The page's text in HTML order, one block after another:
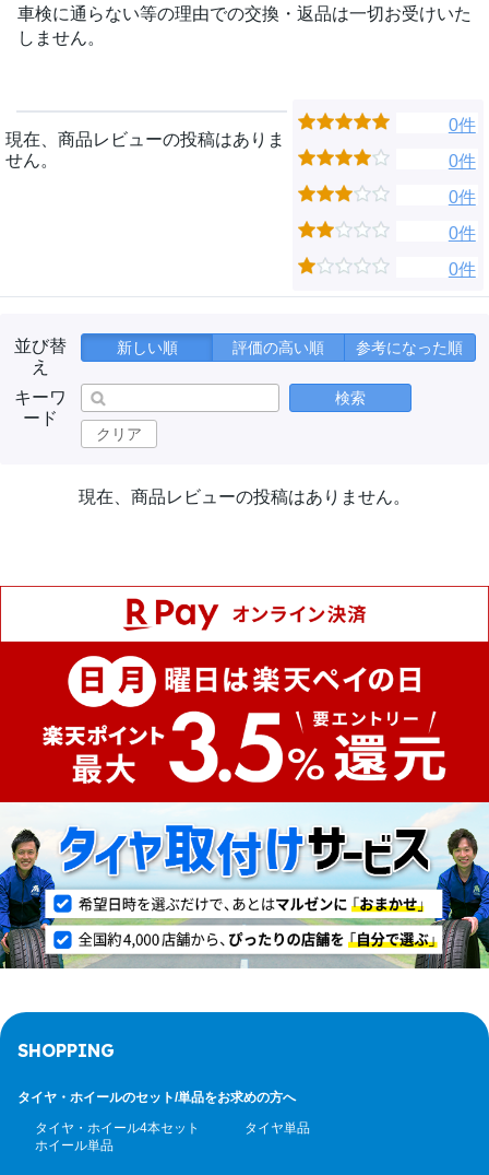
車検に通らない等の理由での交換・返品は一切お受けいた
しません。
現在、商品レビューの投稿はありま
せん。
0件
0件
0件
0件
0件
並び替
え
新しい順 評価の高い順 参考になった順
キーワ
ード
検索
クリア
現在、商品レビューの投稿はありません。
SHOPPING
タイヤ・ホイールのセット/単品をお求めの方へ
タイヤ・ホイール4本セット
タイヤ単品
ホイール単品